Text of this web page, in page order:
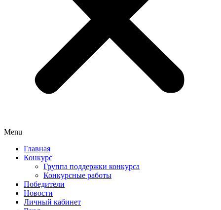
Menu
Главная
Конкурс
Группа поддержки конкурса
Конкурсные работы
Победители
Новости
Личный кабинет